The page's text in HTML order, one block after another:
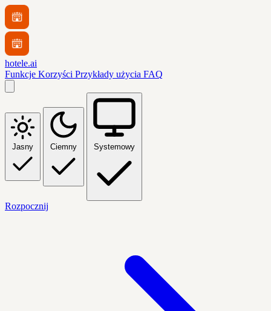
hotele.ai
Funkcje Korzyści Przykłady użycia FAQ
Jasny Ciemny Systemowy
Rozpocznij